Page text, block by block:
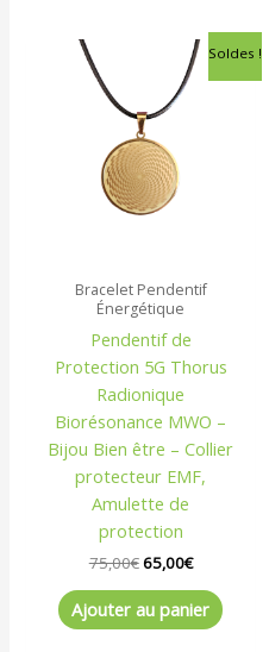
Soldes !
Bracelet Pendentif
Énergétique
Pendentif de
Protection 5G Thorus
Radionique
Biorésonance MWO –
Bijou Bien être – Collier
protecteur EMF,
Amulette de
protection
75,00€
initial
était :
75,00€.
65,00€
Le
prix
actuel
Ajouter au panier